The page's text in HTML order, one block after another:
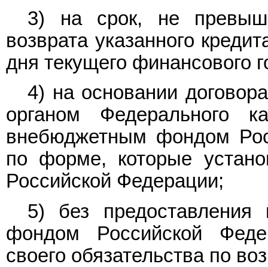
3) на срок, не
возврата указанного
дня текущего финансового
4) на основании
органом Федерального
внебюджетным фондом
по форме, которые
Российской Федерации;
5) без предоставления
фондом Российской
своего обязательства по